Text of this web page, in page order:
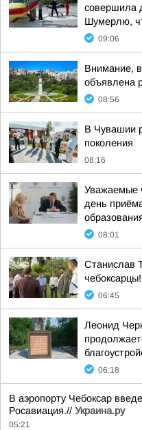
совершила
Шумерлю,
09:06
Внимание,
объявлена
08:56
В Чувашии
поколения
08:16
Уважаемые
день
08:01
Станислав
чебоксарцы!
06:45
Леонид
06:18
В аэропорту Чебоксар
Росавиация.// Украина.ру
05:21